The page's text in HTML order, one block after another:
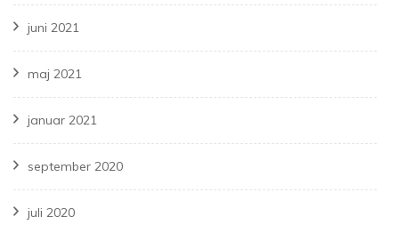
juni 2021
maj 2021
januar 2021
september 2020
juli 2020